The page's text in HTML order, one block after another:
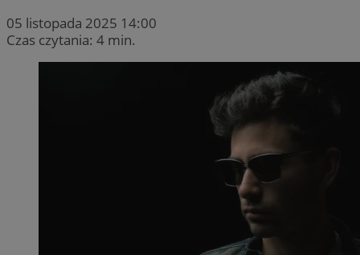
05 listopada 2025 14:00
Czas czytania: 4 min.